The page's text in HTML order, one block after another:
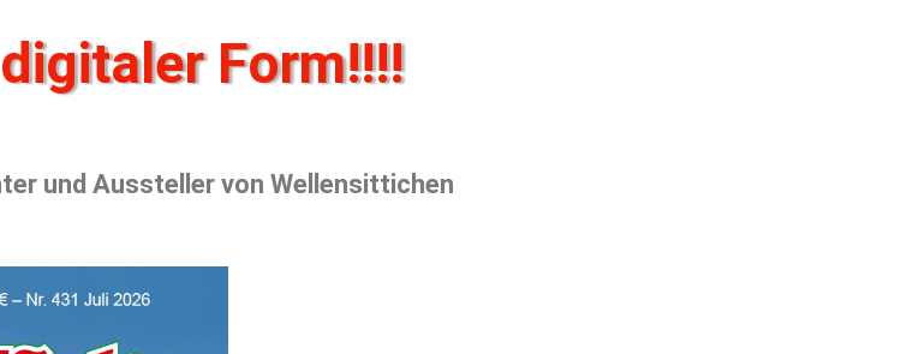
Form!!!!
und Aussteller von Wellensittichen